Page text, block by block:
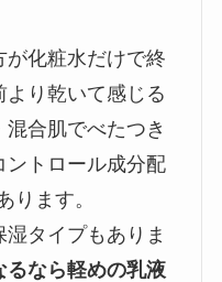
が化粧水だけで終
より乾いて感じる
合肌でべたつき
ントロール成分配
ります。
湿タイプもありま
るなら軽めの乳液